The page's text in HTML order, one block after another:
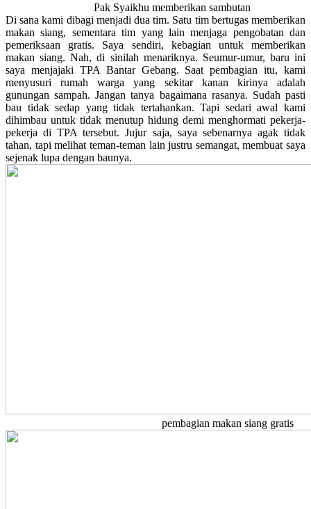
Pak Syaikhu memberikan sambutan
Di sana kami dibagi menjadi dua tim. Satu tim bertugas memberikan
makan siang, sementara tim yang lain menjaga pengobatan dan
pemeriksaan gratis. Saya sendiri, kebagian untuk memberikan
makan siang. Nah, di sinilah menariknya. Seumur-umur, baru ini
saya menjajaki TPA Bantar Gebang. Saat pembagian itu, kami
menyusuri rumah warga yang sekitar kanan kirinya adalah
gunungan sampah. Jangan tanya bagaimana rasanya. Sudah pasti
bau tidak sedap yang tidak tertahankan. Tapi sedari awal kami
dihimbau untuk tidak menutup hidung demi menghormati pekerja-
pekerja di TPA tersebut. Jujur saja, saya sebenarnya agak tidak
tahan, tapi melihat teman-teman lain justru semangat, membuat saya
sejenak lupa dengan baunya.
pembagian makan siang gratis